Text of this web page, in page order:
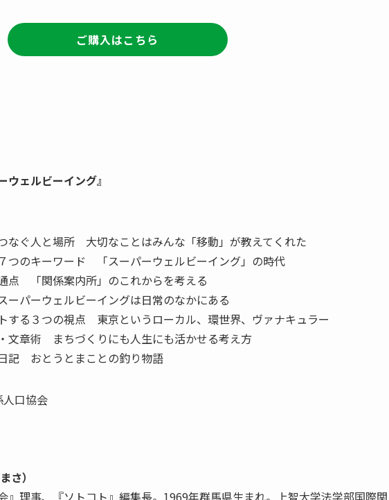
ご購入はこちら
ェルビーイング』
なぐ人と場所 大切なことはみんな「移動」が教えてくれた
つのキーワード 「スーパーウェルビーイング」の時代
点 「関係案内所」のこれからを考える
パーウェルビーイングは日常のなかにある
する３つの視点 東京というローカル、環世界、ヴァナキュラー
文章術 まちづくりにも人生にも活かせる考え方
記 おとうとまことの釣り物語
人口協会
さ）